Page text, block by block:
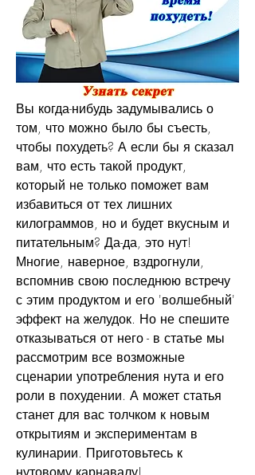
Вы когда-нибудь задумывались о
том, что можно было бы съесть,
чтобы похудеть? А если бы я сказал
вам, что есть такой продукт,
который не только поможет вам
избавиться от тех лишних
килограммов, но и будет вкусным и
питательным? Да-да, это нут!
Многие, наверное, вздрогнули,
вспомнив свою последнюю встречу
с этим продуктом и его 'волшебный'
эффект на желудок. Но не спешите
отказываться от него - в статье мы
рассмотрим все возможные
сценарии употребления нута и его
роли в похудении. А может статья
станет для вас толчком к новым
открытиям и экспериментам в
кулинарии. Приготовьтесь к